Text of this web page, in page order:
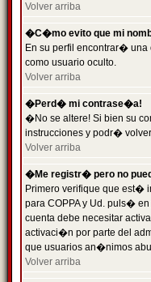
Volver arriba
�C�mo evito que mi
En su perfil encontrar�
como usuario oculto.
Volver arriba
�Perd� mi contrase�a!
�No se altere! Si bien su
instrucciones y podr�
Volver arriba
�Me registr� pero no
Primero verifique que est�
para COPPA y Ud. puls� en
cuenta debe necesitar
activaci�n por parte del
que usuarios an�nimos
Volver arriba